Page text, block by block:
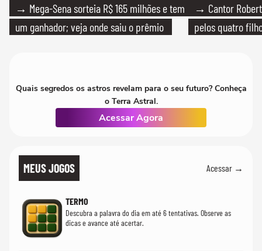
→ Mega-Sena sorteia R$ 165 milhões e tem
um ganhador; veja onde saiu o prêmio
→ Cantor
pelos quatro
Quais segredos os astros revelam para o seu futuro? Conheça
o Terra Astral.
Acessar Agora
MEUS JOGOS Acessar →
TERMO
Descubra a palavra do dia em até 6 tentativas. Observe as
dicas e avance até acertar.